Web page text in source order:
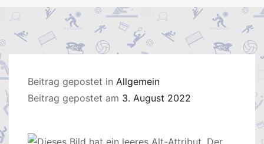
Beitrag gepostet in Allgemein
Beitrag gepostet am 3. August 2022